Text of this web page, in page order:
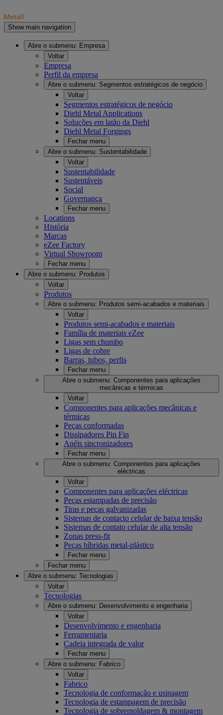
Show main navigation
Abre o submenu: Empresa
Voltar
Empresa
Perfil da empresa
Abre o submenu: Segmentos estratégicos de negócio
Voltar
Segmentos estratégicos de negócio
Diehl Metal Applications
Soluções em latão da Diehl
Diehl Metal Forgings
Fechar menu
Abre o submenu: Sustentabilidade
Voltar
Sustentabilidade
Sustentáveis
Social
Governança
Fechar menu
Locations
História
Marcas
eZee Factory
Virtual Showroom
Fechar menu
Abre o submenu: Produtos
Voltar
Produtos
Abre o submenu: Produtos semi-acabados e materiais
Voltar
Produtos semi-acabados e materiais
Família de materiais eZee
Ligas sem chumbo
Ligas de cobre
Barras, tubos, perfis
Fechar menu
Abre o submenu: Componentes para aplicações
mecânicas e térmicas
Voltar
Componentes para aplicações mecânicas e
térmicas
Peças conformadas
Dissipadores Pin Fin
Anéis sincronizadores
Fechar menu
Abre o submenu: Componentes para aplicações
eléctricas
Voltar
Componentes para aplicações eléctricas
Peças estampadas de precisão
Tiras e peças galvanizadas
Sistemas de contacto celular de baixa tensão
Sistemas de contato celular de alta tensão
Zonas press-fit
Peças híbridas metal-plástico
Fechar menu
Fechar menu
Abre o submenu: Tecnologias
Voltar
Tecnologias
Abre o submenu: Desenvolvimento e engenharia
Voltar
Desenvolvimento e engenharia
Ferramentaria
Cadeia integrada de valor
Fechar menu
Abre o submenu: Fabrico
Voltar
Fabrico
Tecnologia de conformação e usinagem
Tecnologia de estampagem de precisão
Tecnologia de sobremoldagem & montagem